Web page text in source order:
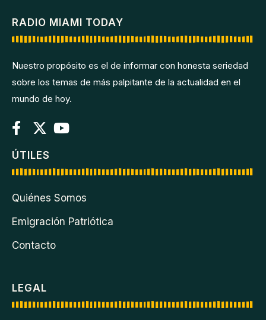
RADIO MIAMI TODAY
Nuestro propósito es el de informar con honesta seriedad
sobre los temas de más palpitante de la actualidad en el
mundo de hoy.
ÚTILES
Quiénes Somos
Emigración Patriótica
Contacto
LEGAL